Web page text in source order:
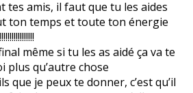
tes amis, il faut que tu les aides
ton temps et toute ton énergie
même si tu les as aidé ça va te
plus qu’autre chose
que je peux te donner, c’est qu’il